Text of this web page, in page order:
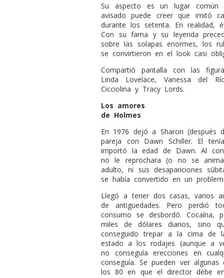
Su aspecto es un lugar
avisado puede creer que imitó
durante los setenta. En realidad,
Con su fama y su leyenda
sobre las solapas enormes, los
se convirtieron en el look casi
Compartió pantalla con las
Linda Lovelace, Vanessa del
Cicciolina y Tracy Lords.
Los amores
de Holmes
En 1976 dejó a Sharon (después
pareja con Dawn Schiller. El
importó la edad de Dawn. Al
no le reprochara (o no se
adulto, ni sus desapariciones
se había convertido en un
Llegó a tener dos casas, varios
de antigüedades. Pero perdió
consumo se desbordó. Cocaína,
miles de dólares diarios, sino
conseguido trepar a la cima de
estado a los rodajes (aunque a
no conseguía erecciones en
conseguía. Se pueden ver
los 80 en que el director debe